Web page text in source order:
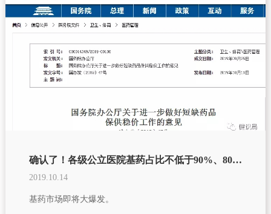
确认了！各级公立医院基药占比不低于90%、80%、60%
2019.10.14
基药市场即将大爆发。